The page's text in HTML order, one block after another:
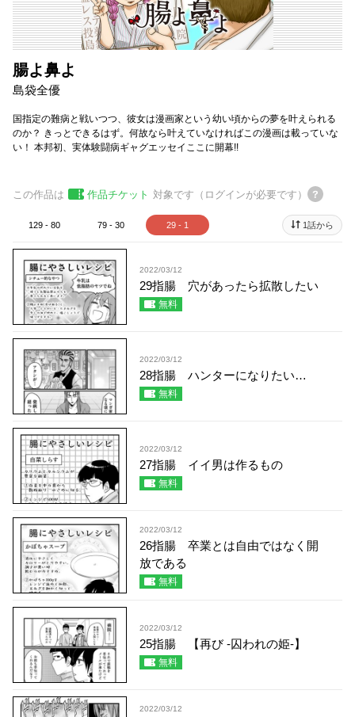
腸よ鼻よ
島袋全優
国指定の難病と戦いつつ、彼女は漫画家という幼い頃からの夢を叶えられる
のか？ きっとできるはず。何故なら叶えていなければこの漫画は載っていな
い！ 本邦初、実体験闘病ギャグエッセイここに開幕!!
この作品は 作品チケット 対象です（ログインが必要です）
129 - 80 79 - 30 29 - 1 1話から
2022/03/12
29指腸 穴があったら拡散したい
無料
2022/03/12
28指腸 ハンターになりたい…
無料
2022/03/12
27指腸 イイ男は作るもの
無料
2022/03/12
26指腸 卒業とは自由ではなく開
放である
無料
2022/03/12
25指腸 【再び -囚われの姫-】
無料
2022/03/12